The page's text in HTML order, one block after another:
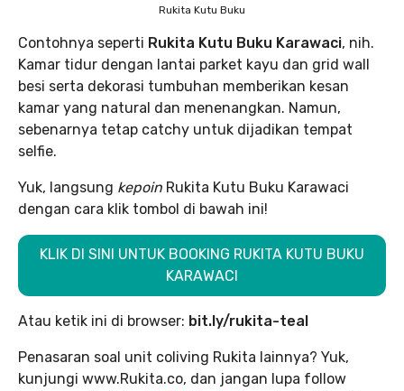
Rukita Kutu Buku
Contohnya seperti Rukita Kutu Buku Karawaci, nih.
Kamar tidur dengan lantai parket kayu dan grid wall
besi serta dekorasi tumbuhan memberikan kesan
kamar yang natural dan menenangkan. Namun,
sebenarnya tetap catchy untuk dijadikan tempat
selfie.
Yuk, langsung kepoin Rukita Kutu Buku Karawaci
dengan cara klik tombol di bawah ini!
KLIK DI SINI UNTUK BOOKING RUKITA KUTU BUKU
KARAWACI
Atau ketik ini di browser: bit.ly/rukita-teal
Penasaran soal unit coliving Rukita lainnya? Yuk,
kunjungi www.Rukita.co, dan jangan lupa follow